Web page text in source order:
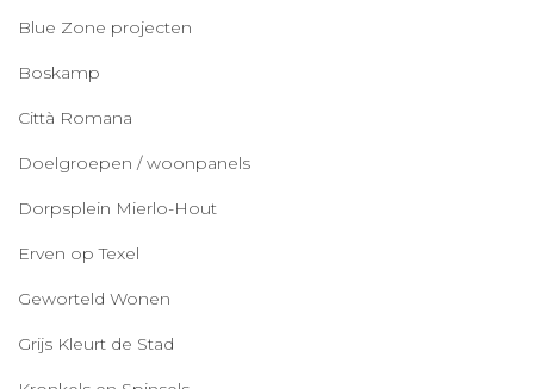
Blue Zone projecten
Boskamp
Città Romana
Doelgroepen / woonpanels
Dorpsplein Mierlo-Hout
Erven op Texel
Geworteld Wonen
Grijs Kleurt de Stad